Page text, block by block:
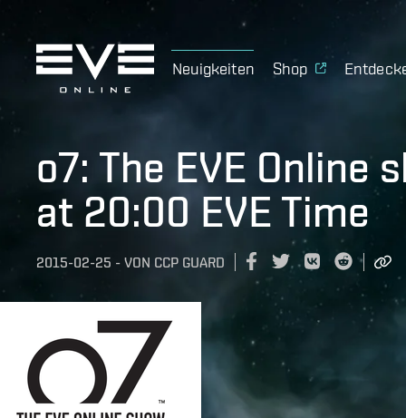
Neuigkeiten Shop
o7: The EVE Online
at 20:00 EVE Time
2015-02-25 - VON CCP GUARD